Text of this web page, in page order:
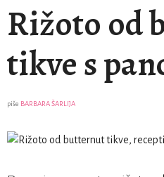
Rižoto od
tikve s
piše BARBARA ŠARLIJA